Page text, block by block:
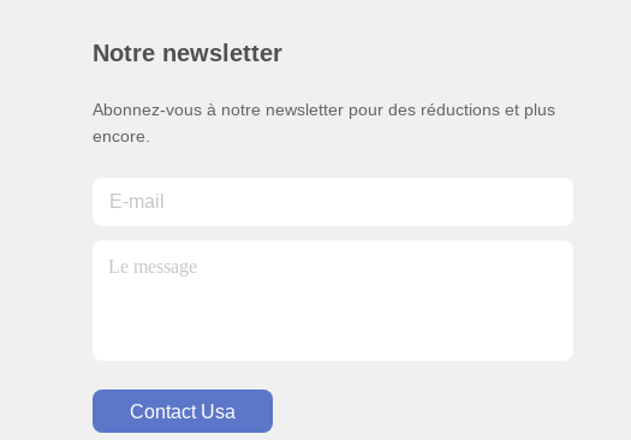
Notre newsletter
Abonnez-vous à notre newsletter pour des réductions et plus
encore.
Contact Usa